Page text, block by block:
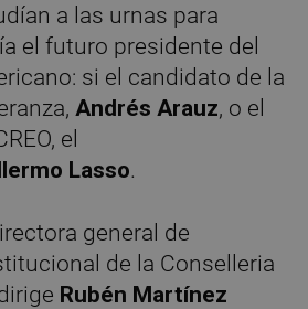
a las urnas para
el futuro presidente del
si el candidato de la
Andrés Arauz, o el
el
Lasso.
general de
de la Conselleria
Rubén Martínez